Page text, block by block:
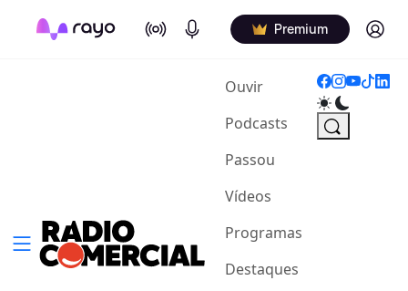
On Air Podcasts Premium Log in
Ouvir(current)
Podcasts
Passou
Vídeos
Programas
Destaques